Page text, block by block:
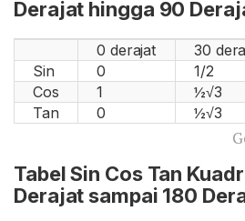
Derajat hingga 90
0 derajat 30
Sin
0 1/2
Cos
1 ½√3
Tan
0 ½√3
Tabel Sin Cos Tan
Derajat sampai 180